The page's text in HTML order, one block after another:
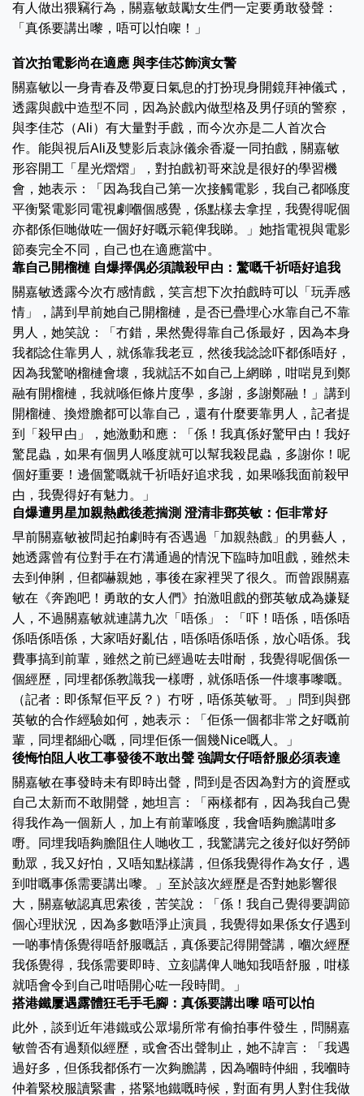
有人做出猥竊行為，關嘉敏鼓勵女生們一定要勇敢發聲：
「真係要講出嚟，唔可以怕㗎！」
首次拍電影尚在適應 與李佳芯飾演女警
關嘉敏以一身青春及帶夏日氣息的打扮現身開鏡拜神儀式，
透露與戲中造型不同，因為於戲內做型格及男仔頭的警察，
與李佳芯（Ali）有大量對手戲，而今次亦是二人首次合
作。能與視后Ali及雙影后袁詠儀余香凝一同拍戲，關嘉敏
形容開工「星光熠熠」，對拍戲初哥來說是很好的學習機
會，她表示：「因為我自己第一次接觸電影，我自己都喺度
平衡緊電影同電視劇嗰個感覺，係點樣去拿捏，我覺得呢個
亦都係佢哋做咗一個好好嘅示範俾我睇。」她指電視與電影
節奏完全不同，自己也在適應當中。
靠自己開榴槤 自爆擇偶必須識殺曱甴：驚嘅千祈唔好追我
關嘉敏透露今次冇感情戲，笑言想下次拍戲時可以「玩弄感
情」，講到早前她自己開榴槤，是否已疊埋心水靠自己不靠
男人，她笑說：「冇錯，果然覺得靠自己係最好，因為本身
我都諗住靠男人，就係靠我老豆，然後我諗諗吓都係唔好，
因為我驚啲榴槤會壞，我就話不如自己上網睇，咁啱見到鄭
融有開榴槤，我就喺佢條片度學，多謝，多謝鄭融！」講到
開榴槤、換燈膽都可以靠自己，還有什麼要靠男人，記者提
到「殺曱甴」，她激動和應：「係！我真係好驚曱甴！我好
驚昆蟲，如果有個男人喺度就可以幫我殺昆蟲，多謝你！呢
個好重要！邊個驚嘅就千祈唔好追求我，如果喺我面前殺曱
甴，我覺得好有魅力。」
自爆遭男星加親熱戲後惹揣測 澄清非鄧英敏：佢非常好
早前關嘉敏被問起拍劇時有否遇過「加親熱戲」的男藝人，
她透露曾有位對手在冇溝通過的情況下臨時加咀戲，雖然未
去到伸脷，但都嚇親她，事後在家裡哭了很久。而曾跟關嘉
敏在《奔跑吧！勇敢的女人們》拍激咀戲的鄧英敏成為嫌疑
人，不過關嘉敏就連講九次「唔係」：「吓！唔係，唔係唔
係唔係唔係，大家唔好亂估，唔係唔係唔係，放心唔係。我
費事搞到前輩，雖然之前已經過咗去咁耐，我覺得呢個係一
個經歷，同埋都係教識我一樣嘢，就係唔係一件壞事嚟嘅。
（記者：即係幫佢平反？）冇呀，唔係英敏哥。」問到與鄧
英敏的合作經驗如何，她表示：「佢係一個都非常之好嘅前
輩，同埋都細心嘅，同埋佢係一個幾Nice嘅人。」
後悔怕阻人收工事發後不敢出聲 強調女仔唔舒服必須表達
關嘉敏在事發時未有即時出聲，問到是否因為對方的資歷或
自己太新而不敢開聲，她坦言：「兩樣都有，因為我自己覺
得我作為一個新人，加上有前輩喺度，我會唔夠膽講咁多
嘢。同埋我唔夠膽阻住人哋收工，我驚講完之後好似好勞師
動眾，我又好怕，又唔知點樣講，但係我覺得作為女仔，遇
到咁嘅事係需要講出嚟。」至於該次經歷是否對她影響很
大，關嘉敏認真思索後，苦笑說：「係！我自己覺得要調節
個心理狀況，因為多數唔淨止演員，我覺得如果係女仔遇到
一啲事情係覺得唔舒服嘅話，真係要記得開聲講，嗰次經歷
我係覺得，我係需要即時、立刻講俾人哋知我唔舒服，咁樣
就唔會令到自己咁唔開心咗一段時間。」
搭港鐵屢遇露體狂毛手毛腳：真係要講出嚟 唔可以怕
此外，談到近年港鐵或公眾場所常有偷拍事件發生，問關嘉
敏曾否有過類似經歷，或會否出聲制止，她不諱言：「我遇
過好多，但係我都係冇一次夠膽講，因為嗰時仲細，我嗰時
仲着緊校服讀緊書，搭緊地鐵嘅時候，對面有男人對住我做